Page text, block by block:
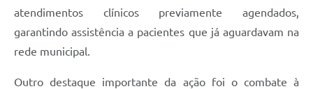
Ouvidorias
Postos de Atendimento ao Trabalhador (PAT)
PPA - Plano Plurianual 2026 / 2029
atendimentos clínicos previamente agendados,
garantindo assistência a pacientes que já aguardavam na
rede municipal.
Outro destaque importante da ação foi o combate à